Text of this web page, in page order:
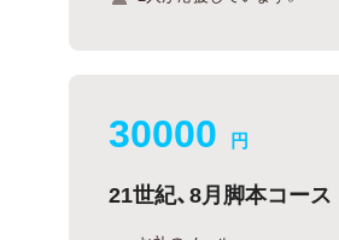
30000 円
21世紀、8月脚本コース